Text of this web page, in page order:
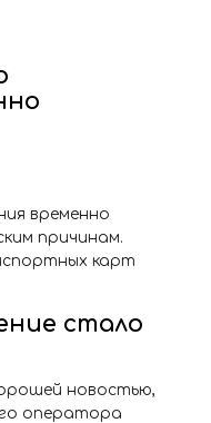
временно
причинам.
карт
стало
новостью,
оператора